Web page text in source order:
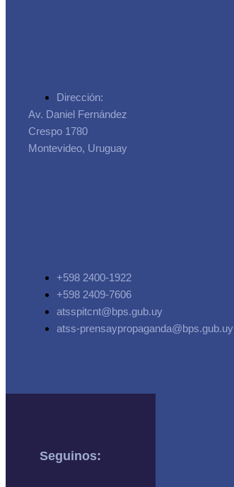
Dirección:
Av. Daniel Fernández
Crespo 1780
Montevideo, Uruguay
+598 2400-1922
+598 2409-7606
atsspitcnt@bps.gub.uy
atss-prensaypropaganda@bps.gub.uy
Seguinos: